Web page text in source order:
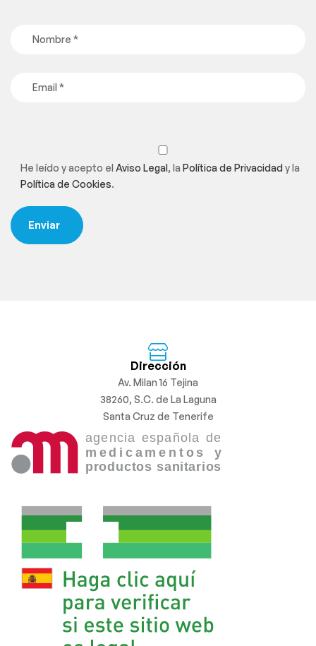
He leído y acepto el Aviso Legal, la Política de Privacidady la
Política de Cookies.
Dirección
Av. Milan 16 Tejina
38260, S.C. de La Laguna
Santa Cruz de Tenerife